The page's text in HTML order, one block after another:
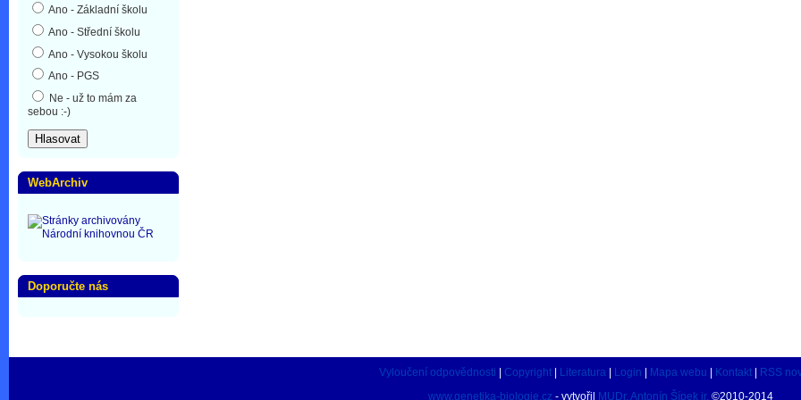
Ano - Základní školu
Ano - Střední školu
Ano - Vysokou školu
Ano - PGS
Ne - už to mám za
sebou :-)
WebArchiv
Doporučte nás
Vyloučení odpovědnosti Copyright Literatura Login Mapa webu Kontakt
RSS
www.genetika-biologie.cz - vytvořil MUDr. Antonín Šípek jr. ©2010-2014